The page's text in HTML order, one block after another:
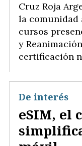
Cruz Roja
la comunidad
cursos
y
certificación
eSIM, el
De interés